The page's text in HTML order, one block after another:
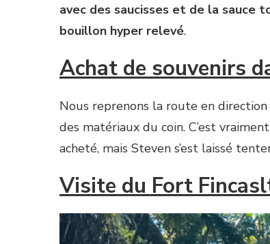
avec des saucisses et de la
bouillon hyper relevé.
Achat de souvenirs
Nous reprenons la route en
des matériaux du coin. C’est
acheté, mais Steven s’est laissé
Visite du Fort